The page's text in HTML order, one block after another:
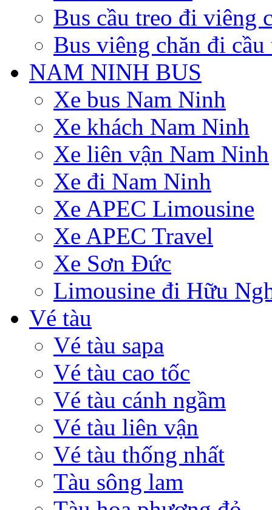
Bus cầu treo đi viêng
Bus viêng chăn đi cầu
NAM NINH BUS
Xe bus Nam Ninh
Xe khách Nam Ninh
Xe liên vận Nam Ninh
Xe đi Nam Ninh
Xe APEC Limousine
Xe APEC Travel
Xe Sơn Đức
Limousine đi Hữu
Vé tàu
Vé tàu sapa
Vé tàu cao tốc
Vé tàu cánh ngầm
Vé tàu liên vận
Vé tàu thống nhất
Tàu sông lam